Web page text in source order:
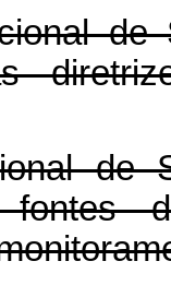
de
de
fontes